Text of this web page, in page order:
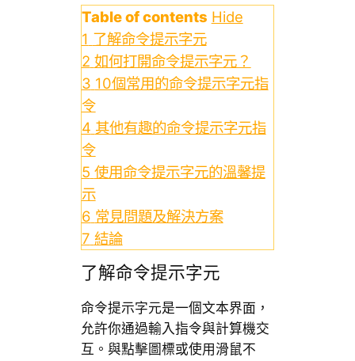
Table of contents Hide
1 了解命令提示字元
2 如何打開命令提示字元？
3 10個常用的命令提示字元指
令
4 其他有趣的命令提示字元指
令
5 使用命令提示字元的溫馨提
示
6 常見問題及解決方案
7 結論
了解命令提示字元
命令提示字元是一個文本界面，
允許你通過輸入指令與計算機交
互。與點擊圖標或使用滑鼠不